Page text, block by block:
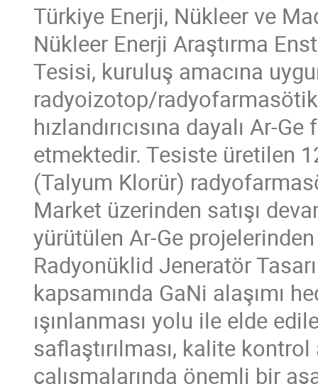
Türkiye Enerji, Nükleer ve
Nükleer Enerji Araştırma
Tesisi, kuruluş amacına
radyoizotop/
hızlandırıcısına dayalı Ar-
etmektedir. Tesiste üretilen
(Talyum Klorür)
Market üzerinden satışı
yürütülen Ar-Ge
Radyonüklid Jeneratör
kapsamında GaNi alaşımı
ışınlanması yolu ile elde
saflaştırılması, kalite
çalışmalarında önemli bir